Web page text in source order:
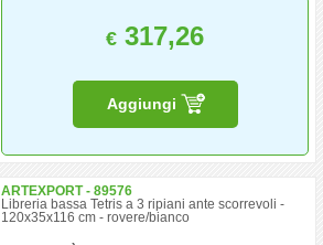
€ 317,26
Aggiungi
ARTEXPORT - 89576
Libreria bassa Tetris a 3 ripiani ante scorrevoli -
120x35x116 cm - rovere/bianco